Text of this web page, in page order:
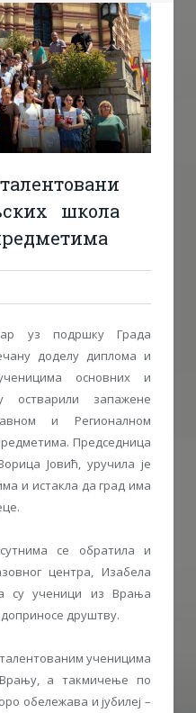
школа
уз подршку Града
доделу диплома и
основних и
запажене
и Регионалном
Председница
Јовић, уручила је
и истакла да град има
се обратила и
центра, Изабела
су ученици из Врања
друштву.
ученицима
а такмичење по
обележава и јубилеј –